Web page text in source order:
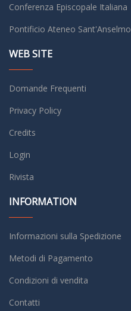
Conferenza Episcopale Italiana
Pontificio Ateneo Sant'Anselmo
WEB SITE
Domande Frequenti
Privacy Policy
Credits
Login
Rivista
INFORMATION
Informazioni sulla Spedizione
Metodi di Pagamento
Condizioni di vendita
Contatti